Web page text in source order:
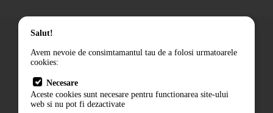
Cum comand
Livrare
Contact
Salut!
Avem nevoie de consimtamantul tau de a folosi urmatoarele
cookies:
Necesare
Aceste cookies sunt necesare pentru functionarea site-ului
web si nu pot fi dezactivate